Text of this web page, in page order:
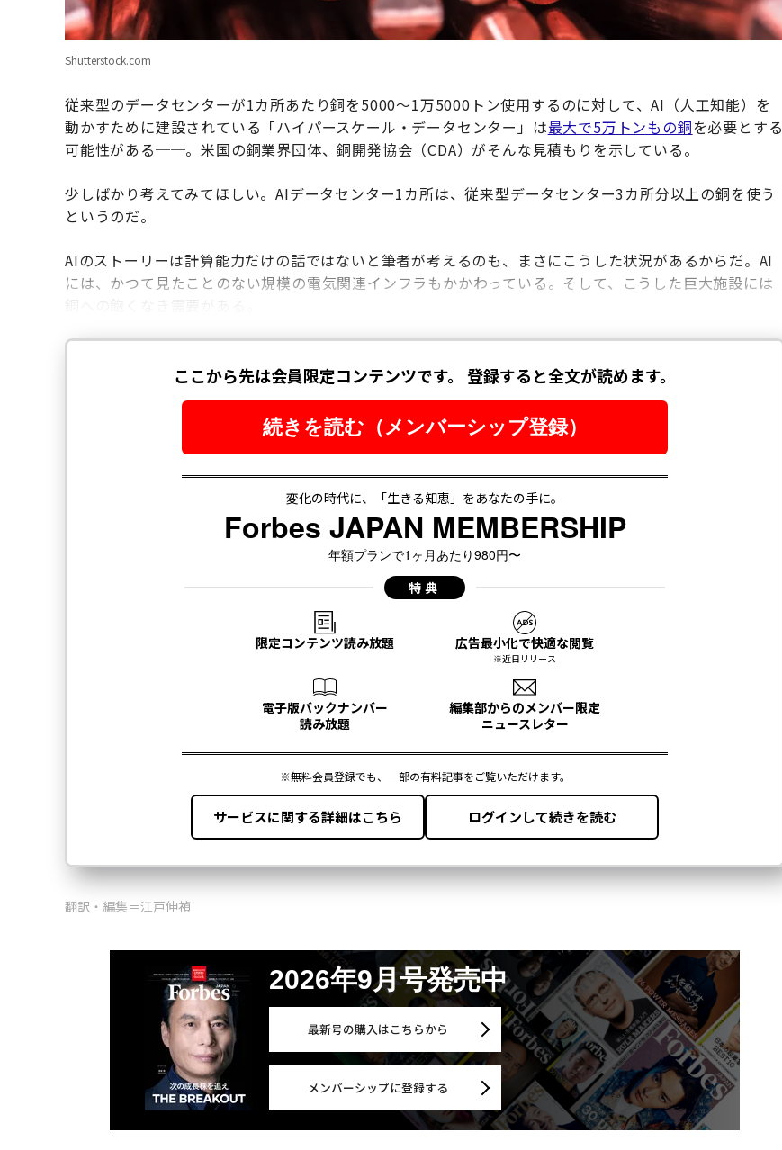
Shutterstock.com
従来型のデータセンターが1カ所あたり銅を5000〜1万5000トン使用するのに対して、AI（人工知能）を
動かすために建設されている「ハイパースケール・データセンター」は最大で5万トンもの銅を必要とする
可能性がある──。米国の銅業界団体、銅開発協会（CDA）がそんな見積もりを示している。
少しばかり考えてみてほしい。AIデータセンター1カ所は、従来型データセンター3カ所分以上の銅を使う
というのだ。
AIのストーリーは計算能力だけの話ではないと筆者が考えるのも、まさにこうした状況があるからだ。AI
には、かつて見たことのない規模の電気関連インフラもかかわっている。そして、こうした巨大施設には
銅への飽くなき需要がある。
翻訳・編集＝江戸伸禎
2026年9月号発売中
最新号の購入はこちらから
メンバーシップに登録する